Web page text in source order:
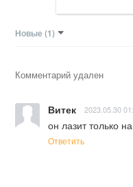
Новые (1)
Комментарий удален
Витек 2023.05.30
он лазит только
Ответить